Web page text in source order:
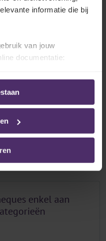
informatie die bij
van jouw
documentatie:
vragen
eender welk
enkel aan